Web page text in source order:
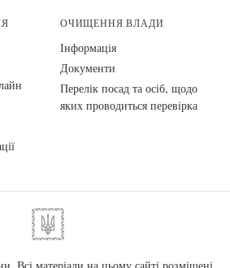
ОЧИЩЕННЯ ВЛАДИ
Інформація
Документи
Перелік посад та осіб, щодо
яких проводиться перевірка